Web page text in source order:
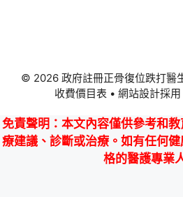
© 2026 政府註冊正骨復位跌打醫
收費價目表 • 網站設計採用
免責聲明 ：本文內容僅供參考和
療建議、診斷或治療。如有任何
格的醫護專業